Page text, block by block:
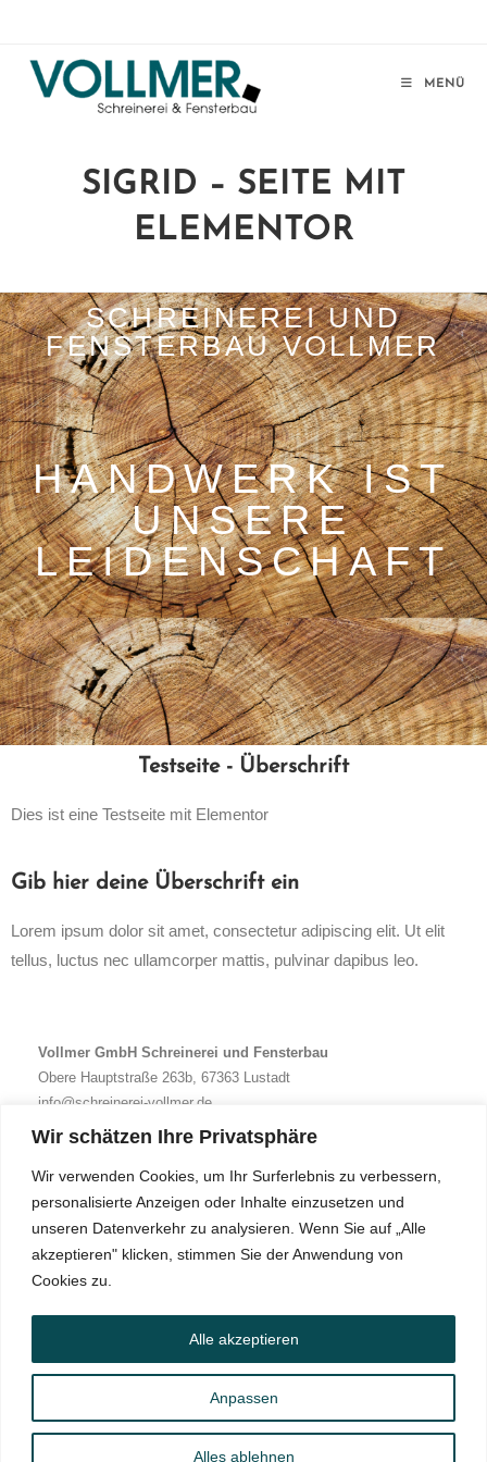
Wir schätzen Ihre Privatsphäre
Wir verwenden Cookies, um Ihr Surferlebnis zu verbessern,
personalisierte Anzeigen oder Inhalte einzusetzen und
unseren Datenverkehr zu analysieren. Wenn Sie auf „Alle
akzeptieren" klicken, stimmen Sie der Anwendung von
Cookies zu.
Anpassen
Alles ablehnen
Alle akzeptieren
MENÜ
SIGRID – SEITE MIT
ELEMENTOR
SCHREINEREI UND
FENSTERBAU VOLLMER
HANDWERK IST
UNSERE
LEIDENSCHAFT
Testseite - Überschrift
Dies ist eine Testseite mit Elementor
Gib hier deine Überschrift ein
Lorem ipsum dolor sit amet, consectetur adipiscing elit. Ut elit
tellus, luctus nec ullamcorper mattis, pulvinar dapibus leo.
Vollmer GmbH Schreinerei und Fensterbau
Obere Hauptstraße 263b, 67363 Lustadt
info@schreinerei-vollmer.de
Impressum
Datenschutzerklärung